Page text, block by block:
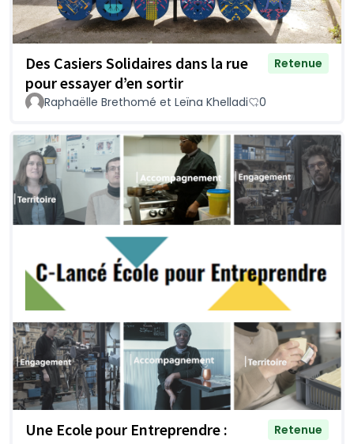
Des Casiers Solidaires dans la rue
pour essayer d’en sortir
Retenue
Raphaëlle Brethomé et Leïna Khelladi 0
Une Ecole pour Entreprendre :
Retenue